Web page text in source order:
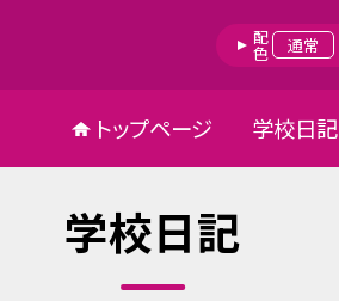
配色 通常
トップページ 学校日記
学校日記